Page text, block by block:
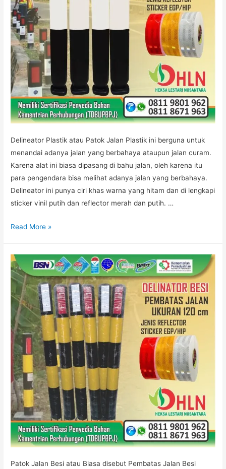
Delineator Plastik atau Patok Jalan Plastik ini berguna untuk
menandai adanya jalan yang berbahaya ataupun jalan curam.
Karena alat ini biasa dipasang di bahu jalan, oleh karena itu
para pengendara bisa melihat adanya jalan yang berbahaya.
Delineator ini punya ciri khas warna yang hitam dan di lengkapi
sticker vinil putih dan reflector merah dan putih. …
DELINEATOR
Read More »
Patok Jalan Besi atau Biasa disebut Pembatas Jalan Besi